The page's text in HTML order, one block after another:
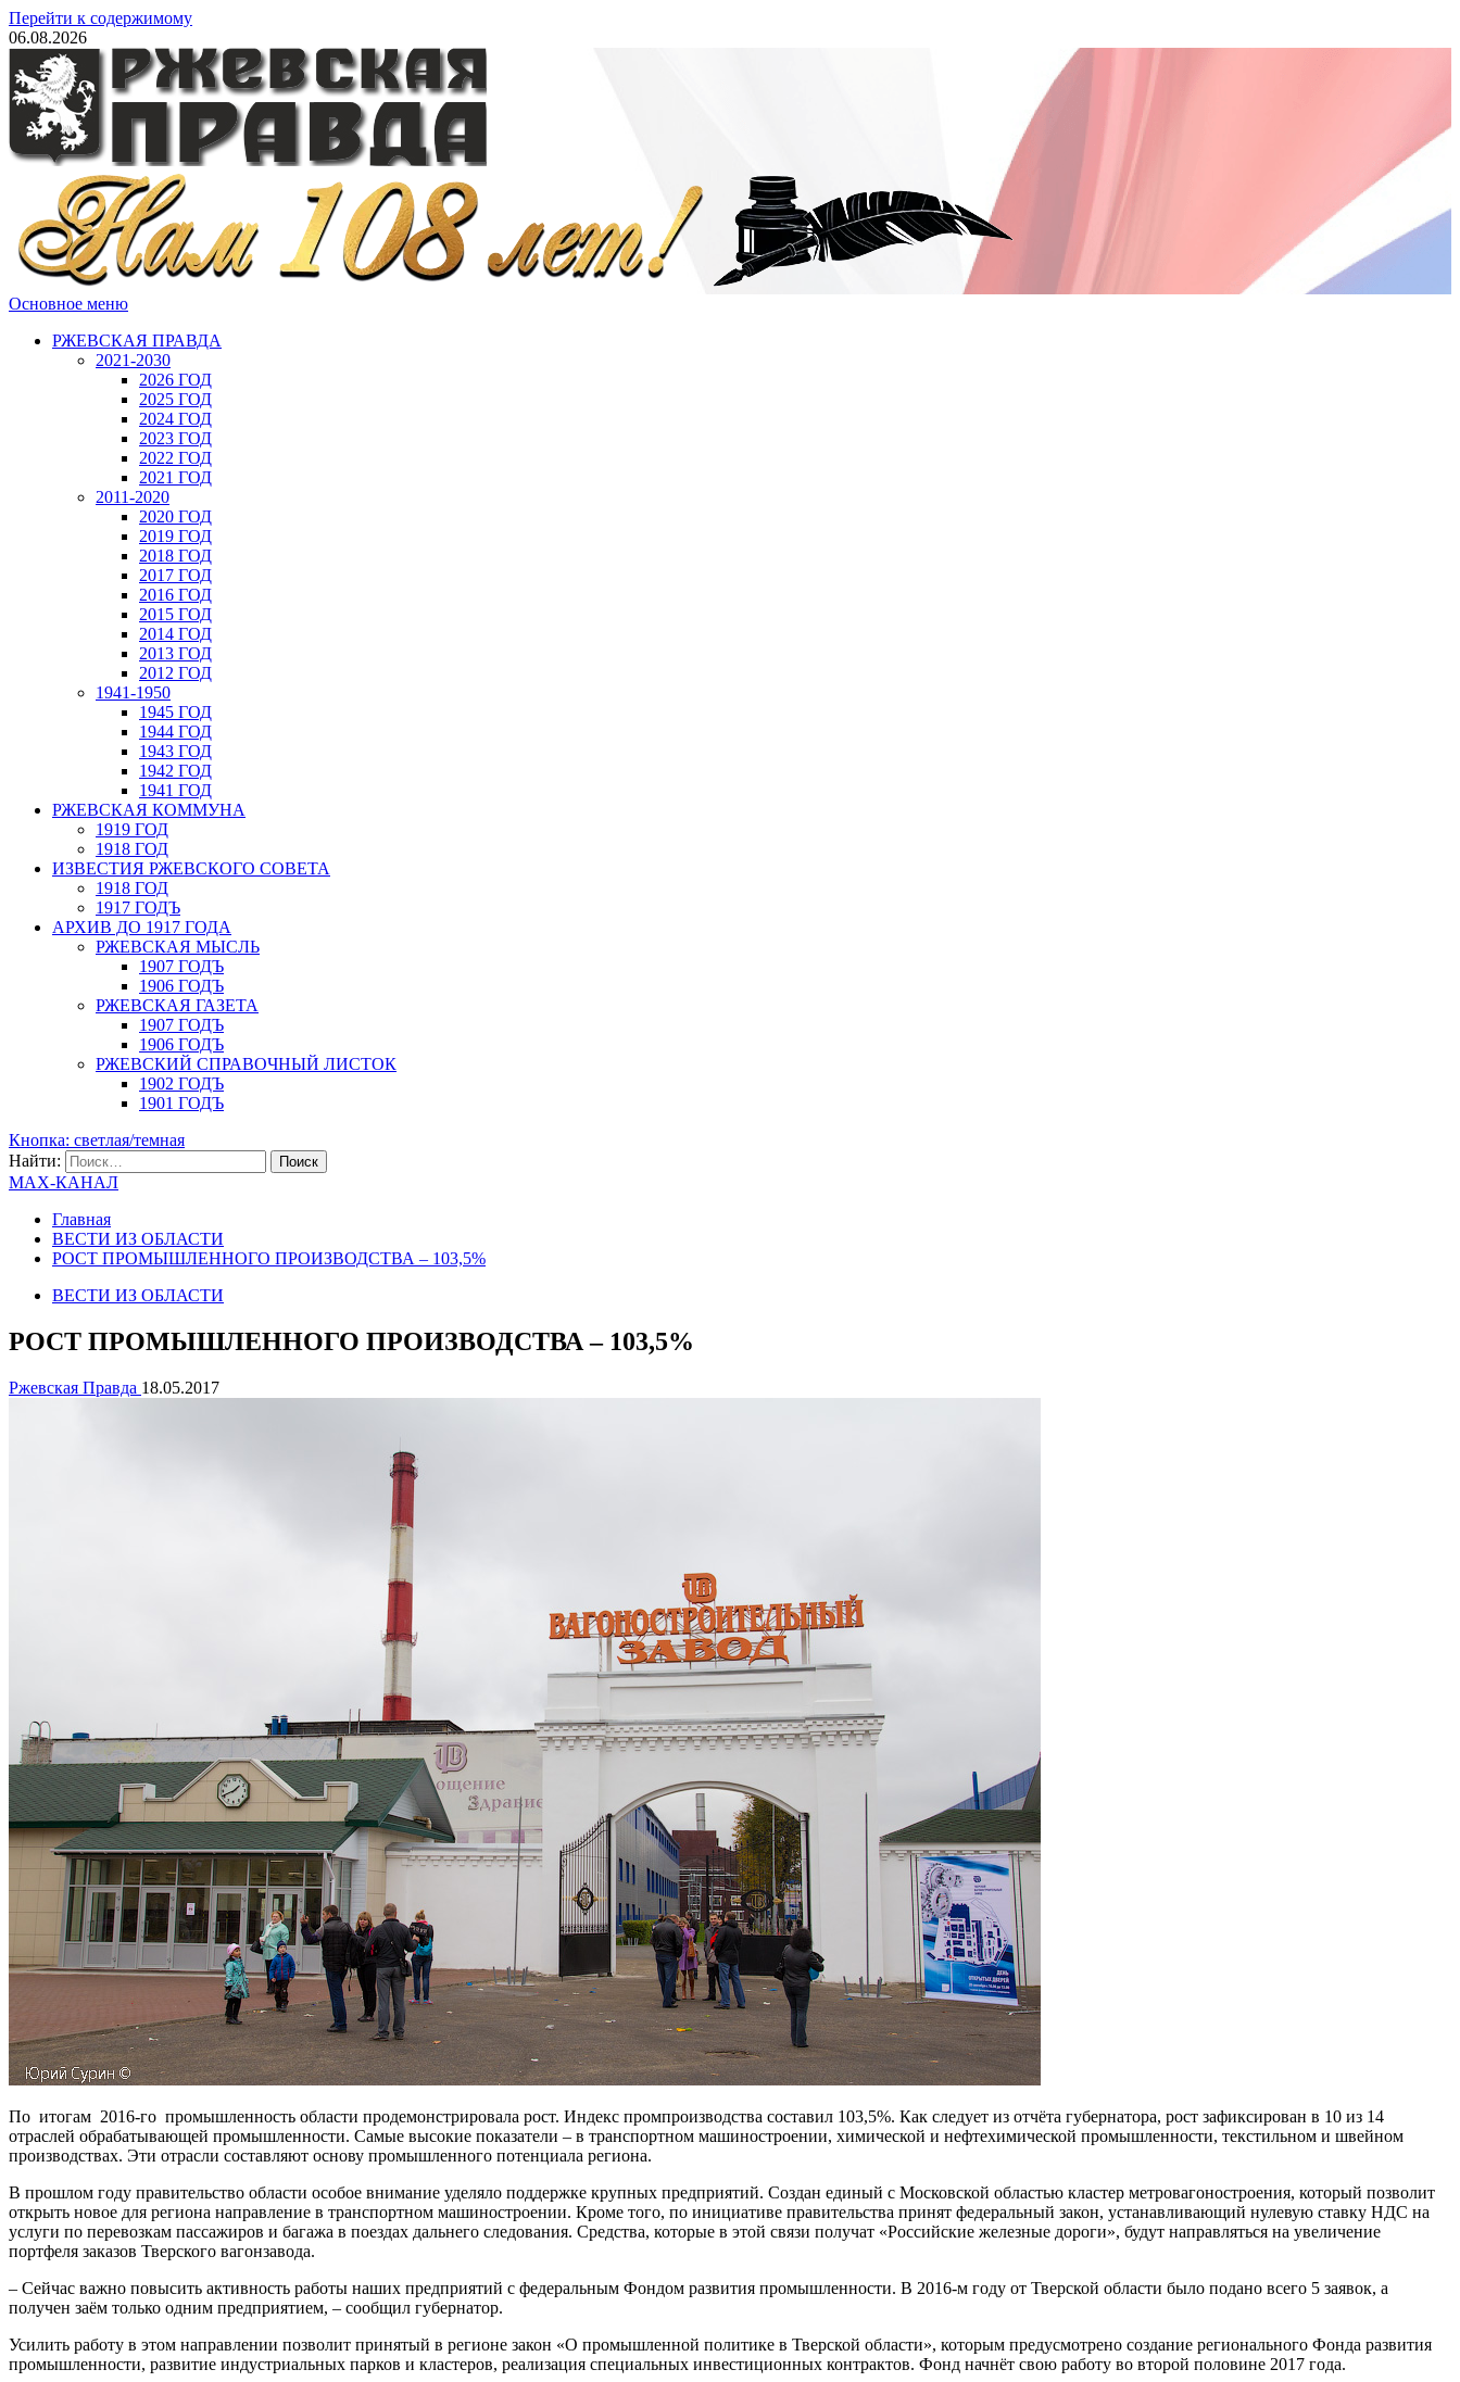
Перейти к содержимому
06.08.2026
Основное меню
РЖЕВСКАЯ ПРАВДА
2021-2030
2026 ГОД
2025 ГОД
2024 ГОД
2023 ГОД
2022 ГОД
2021 ГОД
2011-2020
2020 ГОД
2019 ГОД
2018 ГОД
2017 ГОД
2016 ГОД
2015 ГОД
2014 ГОД
2013 ГОД
2012 ГОД
1941-1950
1945 ГОД
1944 ГОД
1943 ГОД
1942 ГОД
1941 ГОД
РЖЕВСКАЯ КОММУНА
1919 ГОД
1918 ГОД
ИЗВЕСТИЯ РЖЕВСКОГО СОВЕТА
1918 ГОД
1917 ГОДЪ
АРХИВ ДО 1917 ГОДА
РЖЕВСКАЯ МЫСЛЬ
1907 ГОДЪ
1906 ГОДЪ
РЖЕВСКАЯ ГАЗЕТА
1907 ГОДЪ
1906 ГОДЪ
РЖЕВСКИЙ СПРАВОЧНЫЙ ЛИСТОК
1902 ГОДЪ
1901 ГОДЪ
Кнопка: светлая/темная
Найти:
MAX-КАНАЛ
Главная
ВЕСТИ ИЗ ОБЛАСТИ
РОСТ ПРОМЫШЛЕННОГО ПРОИЗВОДСТВА – 103,5%
ВЕСТИ ИЗ ОБЛАСТИ
РОСТ ПРОМЫШЛЕННОГО ПРОИЗВОДСТВА – 103,5%
Ржевская Правда 18.05.2017
По итогам 2016-го промышленность области продемонстрировала рост. Индекс промпроизводства составил 103,5%. Как следует из отчёта губернатора, рост зафиксирован в 10 из 14
отраслей обрабатывающей промышленности. Самые высокие показатели – в транспортном машиностроении, химической и нефтехимической промышленности, текстильном и швейном
производствах. Эти отрасли составляют основу промышленного потенциала региона.
В прошлом году правительство области особое внимание уделяло поддержке крупных предприятий. Создан единый с Московской областью кластер метровагоностроения, который позволит
открыть новое для региона направление в транспортном машиностроении. Кроме того, по инициативе правительства принят федеральный закон, устанавливающий нулевую ставку НДС на
услуги по перевозкам пассажиров и багажа в поездах дальнего следования. Средства, которые в этой связи получат «Российские железные дороги», будут направляться на увеличение
портфеля заказов Тверского вагонзавода.
– Сейчас важно повысить активность работы наших предприятий с федеральным Фондом развития промышленности. В 2016-м году от Тверской области было подано всего 5 заявок, а
получен заём только одним предприятием, – сообщил губернатор.
Усилить работу в этом направлении позволит принятый в регионе закон «О промышленной политике в Тверской области», которым предусмотрено создание регионального Фонда развития
промышленности, развитие индустриальных парков и кластеров, реализация специальных инвестиционных контрактов. Фонд начнёт свою работу во второй половине 2017 года.